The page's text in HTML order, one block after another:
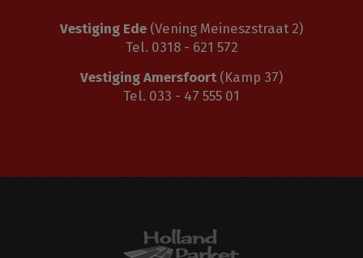
Vestiging Ede (Vening Meineszstraat 2)
Tel. 0318 - 621 572
Vestiging Amersfoort (Kamp 37)
Tel. 033 - 47 555 01